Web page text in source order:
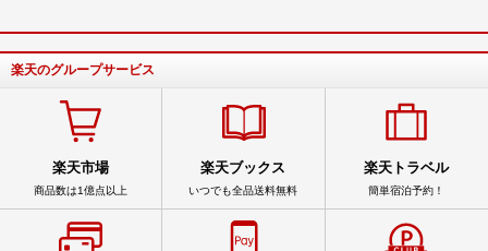
楽天のグループサービス
楽天市場
商品数は1億点以上
楽天ブックス
いつでも全品送料無料
楽天トラベル
簡単宿泊予約！